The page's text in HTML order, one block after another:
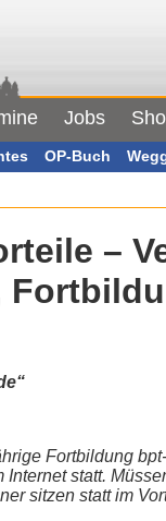
Jobs
OP-Buch
–
Fortbildung
statt.
sitzen statt im